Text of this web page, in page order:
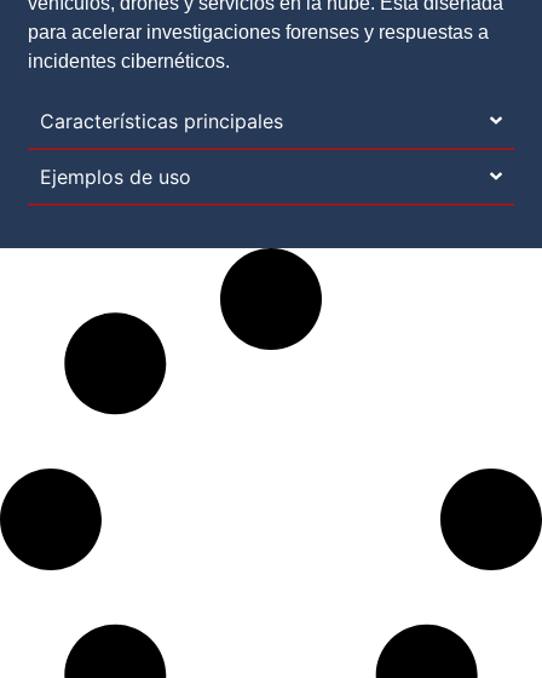
para acelerar investigaciones forenses y respuestas a
incidentes cibernéticos.
Características principales
Ejemplos de uso